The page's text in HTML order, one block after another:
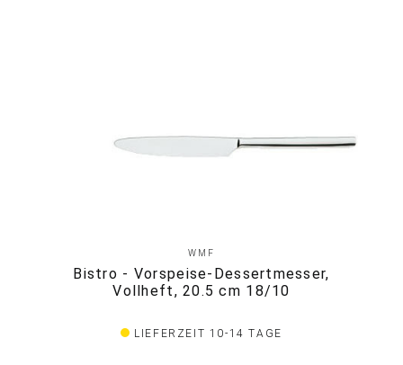
WMF
Bistro - Vorspeise-Dessertmesser,
Vollheft, 20.5 cm 18/10
LIEFERZEIT 10-14 TAGE